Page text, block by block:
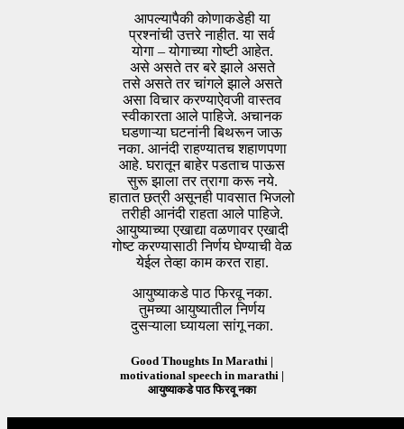
आपल्यापैकी कोणाकडेही या
प्रश्नांची उत्तरे नाहीत. या सर्व
योगा – योगाच्या गोष्टी आहेत.
असे असते तर बरे झाले असते
तसे असते तर चांगले झाले असते
असा विचार करण्याऐवजी वास्तव
स्वीकारता आले पाहिजे. अचानक
घडणाऱ्या घटनांनी बिथरून जाऊ
नका. आनंदी राहण्यातच शहाणपणा
आहे. घरातून बाहेर पडताच पाऊस
सुरू झाला तर त्रागा करू नये.
हातात छत्री असूनही पावसात भिजलो
तरीही आनंदी राहता आले पाहिजे.
आयुष्याच्या एखाद्या वळणावर एखादी
गोष्ट करण्यासाठी निर्णय घेण्याची वेळ
येईल तेव्हा काम करत राहा.
आयुष्याकडे पाठ फिरवू नका.
तुमच्या आयुष्यातील निर्णय
दुसऱ्याला घ्यायला सांगू नका.
Good Thoughts In Marathi |
motivational speech in marathi |
आयुष्याकडे पाठ फिरवू नका